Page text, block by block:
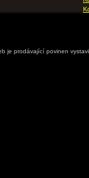
je prodávající povinen